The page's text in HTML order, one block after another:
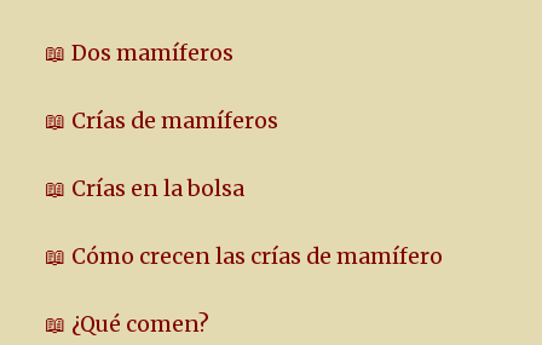
📖 Dos mamíferos
📖 Crías de mamíferos
📖 Crías en la bolsa
📖 Cómo crecen las crías de mamífero
📖 ¿Qué comen?